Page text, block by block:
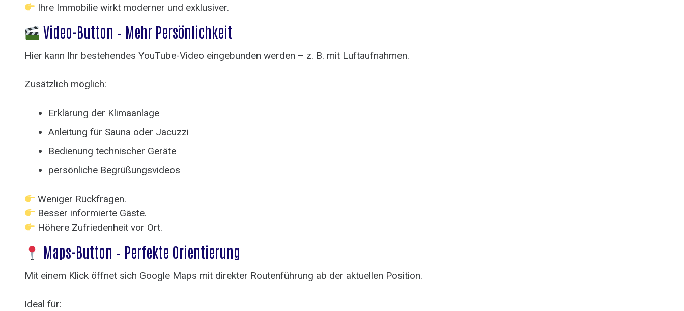
Ihre Immobilie wirkt moderner und exklusiver.
Video-Button – Mehr Persönlichkeit
Hier kann Ihr bestehendes YouTube-Video eingebunden werden – z. B. mit Luftaufnahmen.
Zusätzlich möglich:
Erklärung der Klimaanlage
Anleitung für Sauna oder Jacuzzi
Bedienung technischer Geräte
persönliche Begrüßungsvideos
Weniger Rückfragen.
Besser informierte Gäste.
Höhere Zufriedenheit vor Ort.
Maps-Button – Perfekte Orientierung
Mit einem Klick öffnet sich Google Maps mit direkter Routenführung ab der aktuellen Position.
Ideal für: